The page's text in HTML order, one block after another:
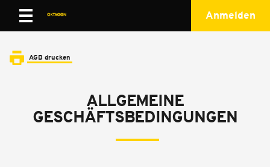
Anmelden
AGB drucken
ALLGEMEINE
GESCHÄFTSBEDINGUNGEN